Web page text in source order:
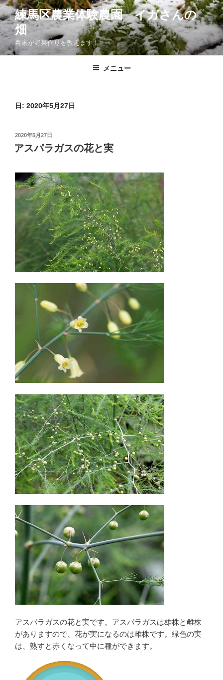
コ
ン
テ
ツ
練馬区農業体験農園 イガさんの
畑
農家が野菜作りを教えます！
メニュー
日: 2020年5月27日
投
稿
日:
2020年5月27日
アスパラガスの花と実
アスパラガスの花と実です。アスパラガスは雄株と雌株
がありますので、花が実になるのは雌株です。緑色の実
は、熟すと赤くなって中に種ができます。